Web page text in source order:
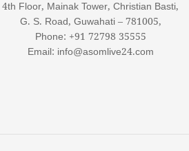
4th Floor, Mainak Tower, Christian Basti,
G. S. Road, Guwahati – 781005,
Phone: +91 72798 35555
Email: info@asomlive24.com